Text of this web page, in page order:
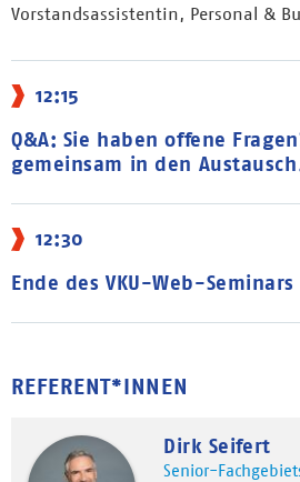
Vorstandsassistentin, Personal &
12:15
Q&A: Sie haben offene
gemeinsam in den
12:30
Ende des VKU-Web-Seminars
REFERENT*INNEN
Dirk Seifert
Senior-